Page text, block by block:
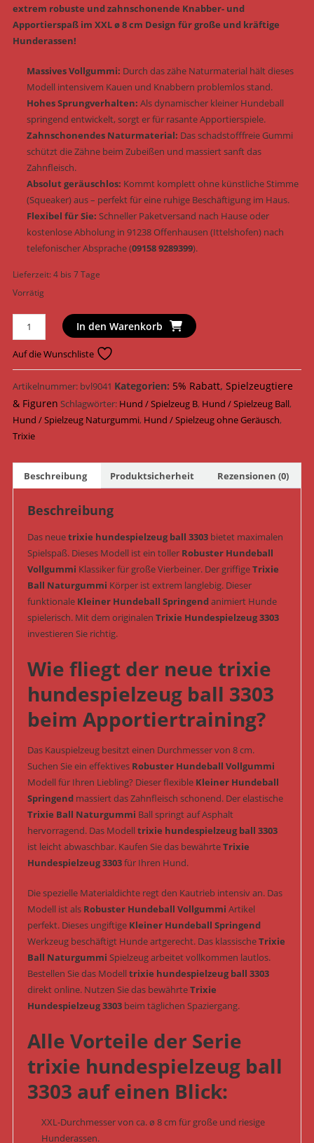
extrem robuste und zahnschonende Knabber- und
Apportierspaß im XXL ø 8 cm Design für große und kräftige
Hunderassen!
Massives Vollgummi: Durch das zähe Naturmaterial hält dieses
Modell intensivem Kauen und Knabbern problemlos stand.
Hohes Sprungverhalten: Als dynamischer kleiner Hundeball
springend entwickelt, sorgt er für rasante Apportierspiele.
Zahnschonendes Naturmaterial: Das schadstofffreie Gummi
schützt die Zähne beim Zubeißen und massiert sanft das
Zahnfleisch.
Absolut geräuschlos: Kommt komplett ohne künstliche Stimme
(Squeaker) aus – perfekt für eine ruhige Beschäftigung im Haus.
Flexibel für Sie: Schneller Paketversand nach Hause oder
kostenlose Abholung in 91238 Offenhausen (Ittelshofen) nach
telefonischer Absprache (09158 9289399).
Lieferzeit:4 bis 7 Tage
Vorrätig
Trixie
Hundespielzeug
Ball
Naturgummi
geräuschlos
Ø
8
cm
Nr.
3303)
In den Warenkorb
Auf die Wunschliste
Artikelnummer: bvl9041 Kategorien: 5% Rabatt, Spielzeugtiere
& Figuren Schlagwörter: Hund / Spielzeug B, Hund / Spielzeug Ball,
Hund / Spielzeug Naturgummi, Hund / Spielzeug ohne Geräusch,
Trixie
Beschreibung Produktsicherheit Rezensionen (0)
Beschreibung
Das neuetrixie hundespielzeug ball 3303bietet maximalen
Spielspaß. Dieses Modell ist ein toller Robuster Hundeball
Vollgummi Klassiker für große Vierbeiner. Der griffigeTrixie
Ball Naturgummi Körper ist extrem langlebig. Dieser
funktionale Kleiner Hundeball Springendanimiert Hunde
spielerisch. Mit dem originalen Trixie Hundespielzeug 3303
investieren Sie richtig.
Wie fliegt der neue trixie
hundespielzeug ball 3303
beim Apportiertraining?
Das Kauspielzeug besitzt einen Durchmesser von 8 cm.
Suchen Sie ein effektives Robuster Hundeball Vollgummi
Modell für Ihren Liebling? Dieser flexible Kleiner Hundeball
Springendmassiert das Zahnfleisch schonend. Der elastische
Trixie Ball Naturgummi Ball springt auf Asphalt
hervorragend. Das Modelltrixie hundespielzeug ball 3303
ist leicht abwaschbar. Kaufen Sie das bewährteTrixie
Hundespielzeug 3303für Ihren Hund.
Die spezielle Materialdichte regt den Kautrieb intensiv an. Das
Modell ist als Robuster Hundeball Vollgummi Artikel
perfekt. Dieses ungiftige Kleiner Hundeball Springend
Werkzeug beschäftigt Hunde artgerecht. Das klassischeTrixie
Ball Naturgummi Spielzeug arbeitet vollkommen lautlos.
Bestellen Sie das Modelltrixie hundespielzeug ball 3303
direkt online. Nutzen Sie das bewährteTrixie
Hundespielzeug 3303beim täglichen Spaziergang.
Alle Vorteile der Serie
trixie hundespielzeug ball
3303 auf einen Blick:
XXL-Durchmesser von ca. ø 8 cm für große und riesige
Hunderassen.